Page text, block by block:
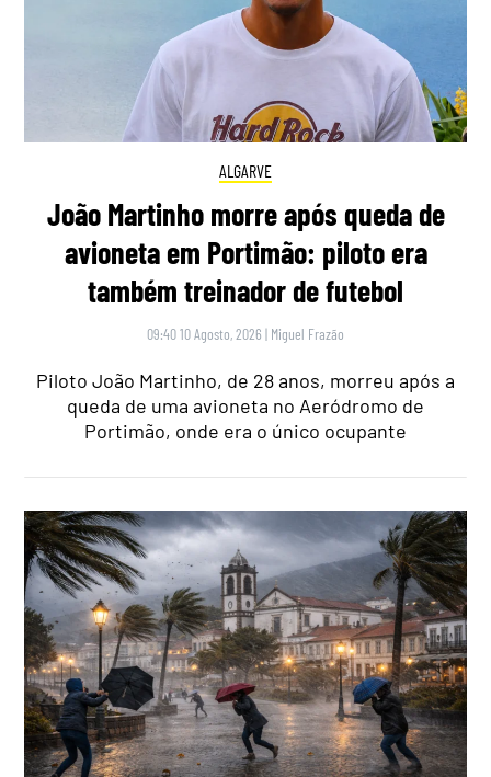
ALGARVE
João Martinho morre após queda de
avioneta em Portimão: piloto era
também treinador de futebol
09:40 10 Agosto, 2026 | Miguel Frazão
Piloto João Martinho, de 28 anos, morreu após a
queda de uma avioneta no Aeródromo de
Portimão, onde era o único ocupante